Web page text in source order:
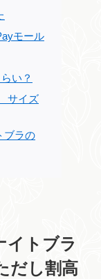
モール
い？
サイズ
ブラの
イトブラ
だし割高